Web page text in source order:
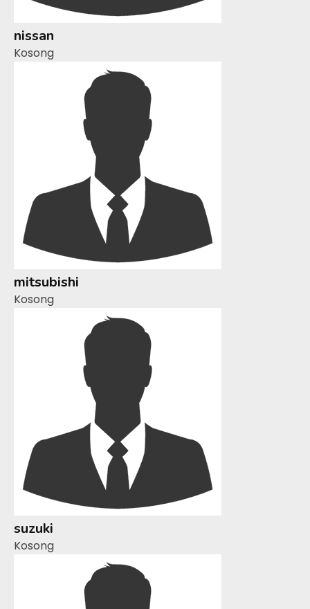
nissan
Kosong
mitsubishi
Kosong
suzuki
Kosong